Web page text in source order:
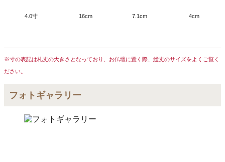
4.0寸 16cm 7.1cm 4cm
※寸の表記は札丈の大きさとなっており、お仏壇に置く際、総丈のサイズをよくご覧く
ださい。
フォトギャラリー